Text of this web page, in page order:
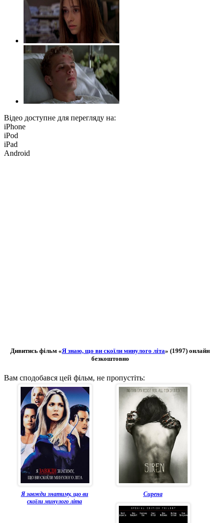
Відео доступне для перегляду на:
iPhone
iPod
iPad
Android
Дивитись фільм «Я знаю, що ви скоїли минулого літа» (1997) онлайн
безкоштовно
Вам сподобався цей фільм, не пропустіть:
Я завжди знатиму, що ви
скоїли минулого літа
Сирена